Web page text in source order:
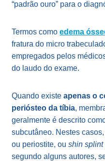
“padrão ouro” para o
Termos como edema
fratura do micro
empregados pelos
do laudo do exame.
Quando existe apenas o
periósteo da tíbia,
geralmente é descrito
subcutâneo. Nestes
ou periostite, ou shin splint
segundo alguns autores,